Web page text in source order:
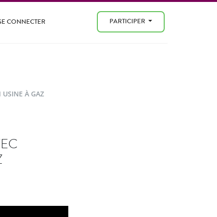
CONNECTER PARTICIPER
USINE À GAZ